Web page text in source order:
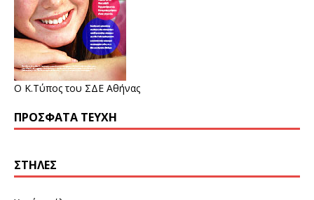
Ο Κ.Τύπος του ΣΔΕ Αθήνας
ΠΡΌΣΦΑΤΑ ΤΕΎΧΗ
ΣΤΉΛΕΣ